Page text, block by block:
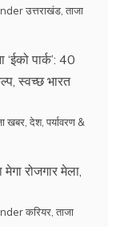
उत्तराखंड ताजा
पार्क’: 40
स्वच्छ भारत
खबर देश, पर्यावरण &
रोजगार मेला,
करियर ताजा